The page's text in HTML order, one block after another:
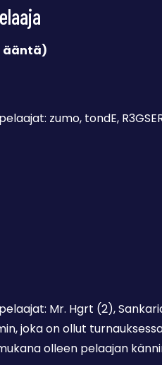
ääntä)
zumo, tondE,
Mr. Hgrt (2),
joka on ollut
olleen pelaajan